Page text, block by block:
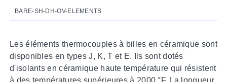
BARE-SH-DH-OV-ELEMENTS
Les éléments thermocouples à billes en céramique sont
disponibles en types J, K, T et E. Ils sont dotés
d'isolants en céramique haute température qui résistent
à des températures supérieures à 2000 °F. La longueur